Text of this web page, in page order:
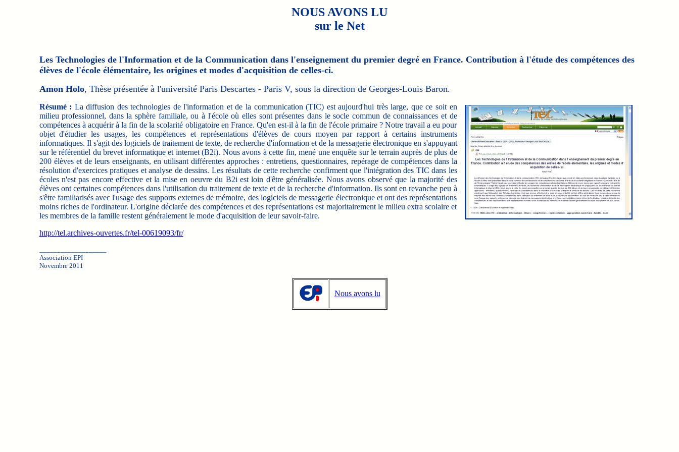
NOUS AVONS LU
sur le Net
Les Technologies de l'Information et de la Communication dans l'enseignement du premier degré en France. Contribution à l'étude des compétences des
élèves de l'école élémentaire, les origines et modes d'acquisition de celles-ci.
Amon Holo, Thèse présentée à l'université Paris Descartes - Paris V, sous la direction de Georges-Louis Baron.
Résumé : La diffusion des technologies de l'information et de la communication (TIC) est aujourd'hui très large, que ce soit en
milieu professionnel, dans la sphère familiale, ou à l'école où elles sont présentes dans le socle commun de connaissances et de
compétences à acquérir à la fin de la scolarité obligatoire en France. Qu'en est-il à la fin de l'école primaire ? Notre travail a eu pour
objet d'étudier les usages, les compétences et représentations d'élèves de cours moyen par rapport à certains instruments
informatiques. Il s'agit des logiciels de traitement de texte, de recherche d'information et de la messagerie électronique en s'appuyant
sur le référentiel du brevet informatique et internet (B2i). Nous avons à cette fin, mené une enquête sur le terrain auprès de plus de
200 élèves et de leurs enseignants, en utilisant différentes approches : entretiens, questionnaires, repérage de compétences dans la
résolution d'exercices pratiques et analyse de dessins. Les résultats de cette recherche confirment que l'intégration des TIC dans les
écoles n'est pas encore effective et la mise en oeuvre du B2i est loin d'être généralisée. Nous avons observé que la majorité des
élèves ont certaines compétences dans l'utilisation du traitement de texte et de la recherche d'information. Ils sont en revanche peu à
s'être familiarisés avec l'usage des supports externes de mémoire, des logiciels de messagerie électronique et ont des représentations
moins riches de l'ordinateur. L'origine déclarée des compétences et des représentations est majoritairement le milieu extra scolaire et
les membres de la famille restent généralement le mode d'acquisition de leur savoir-faire.
http://tel.archives-ouvertes.fr/tel-00619093/fr/
Association EPI
Novembre 2011
Nous avons lu